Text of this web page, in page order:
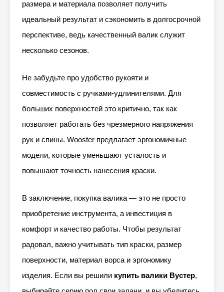
размера и материала позволяет получить
идеальный результат и сэкономить в долгосрочной
перспективе, ведь качественный валик служит
несколько сезонов.
Не забудьте про удобство рукояти и
совместимость с ручками-удлинителями. Для
больших поверхностей это критично, так как
позволяет работать без чрезмерного напряжения
рук и спины. Wooster предлагает эргономичные
модели, которые уменьшают усталость и
повышают точность нанесения краски.
В заключение, покупка валика — это не просто
приобретение инструмента, а инвестиция в
комфорт и качество работы. Чтобы результат
радовал, важно учитывать тип краски, размер
поверхности, материал ворса и эргономику
изделия. Если вы решили купить валики Вустер,